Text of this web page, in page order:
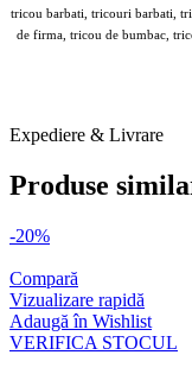
tricou barbati, tricouri barbati,
de firma, tricou de bumbac,
Expediere & Livrare
Produse
-20%
Compară
Vizualizare rapidă
Adaugă în Wishlist
VERIFICA STOCUL